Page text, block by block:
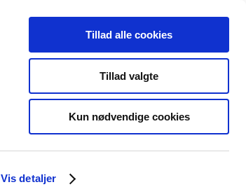
Vis detaljer
Tillad alle cookies
Tillad valgte
Kun nødvendige cookies
Særlige
produktområder